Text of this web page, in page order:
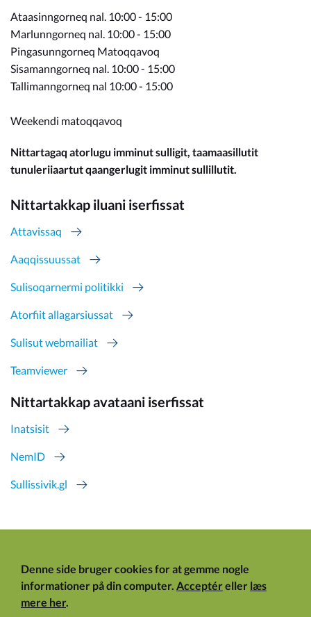
Ataasinngorneq nal. 10:00 - 15:00
Marlunngorneq nal. 10:00 - 15:00
Pingasunngorneq Matoqqavoq
Sisamanngorneq nal. 10:00 - 15:00
Tallimanngorneq nal 10:00 - 15:00
Weekendi matoqqavoq
Nittartagaq atorlugu imminut sulligit, taamaasillutit
tunuleriiaartut qaangerlugit imminut sullillutit.
Nittartakkap iluani iserfissat
Attavissaq
Aaqqissuussat
Sulisoqarnermi politikki
Atorfiit allagarsiussat
Sulisut webmailiat
Teamviewer
Nittartakkap avataani iserfissat
Inatsisit
NemID
Sullissivik.gl
Denne side bruger cookies for at gemme nogle
informationer på din computer. Acceptéreller læs
mere her.